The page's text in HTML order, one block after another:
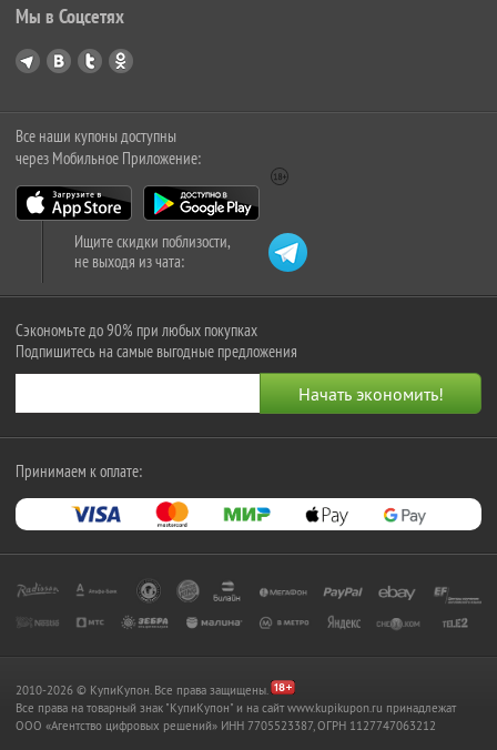
Мы в Соцсетях
Все наши купоны доступны
через Мобильное Приложение:
Ищите скидки поблизости,
не выходя из чата:
Сэкономьте до 90% при любых покупках
Подпишитесь на самые выгодные предложения
Принимаем к оплате:
2010-2026 © КупиКупон. Все права защищены.
Все права на товарный знак "КупиКупон" и на сайт www.kupikupon.ru принадлежат
OOO «Агентство цифровых решений» ИНН 7705523387, ОГРН 1127747063212